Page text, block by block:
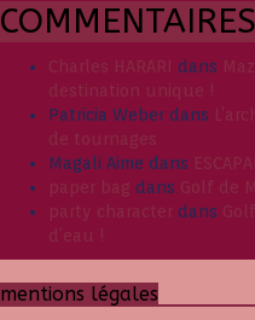
COMMENTAIRES
Charles HARARI dans
destination unique !
Patricia Weberdans
de tournages
Magali Aime dans
paper bag dans Golf de
party character dans
d’eau !
mentions légales